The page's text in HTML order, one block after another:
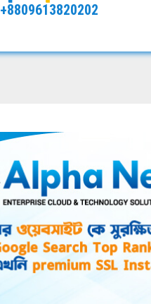
+8809613820202